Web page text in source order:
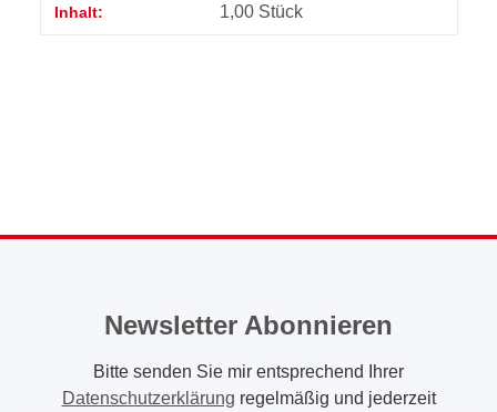
Inhalt: 1,00 Stück
Newsletter Abonnieren
Bitte senden Sie mir entsprechend Ihrer
Datenschutzerklärung regelmäßig und jederzeit